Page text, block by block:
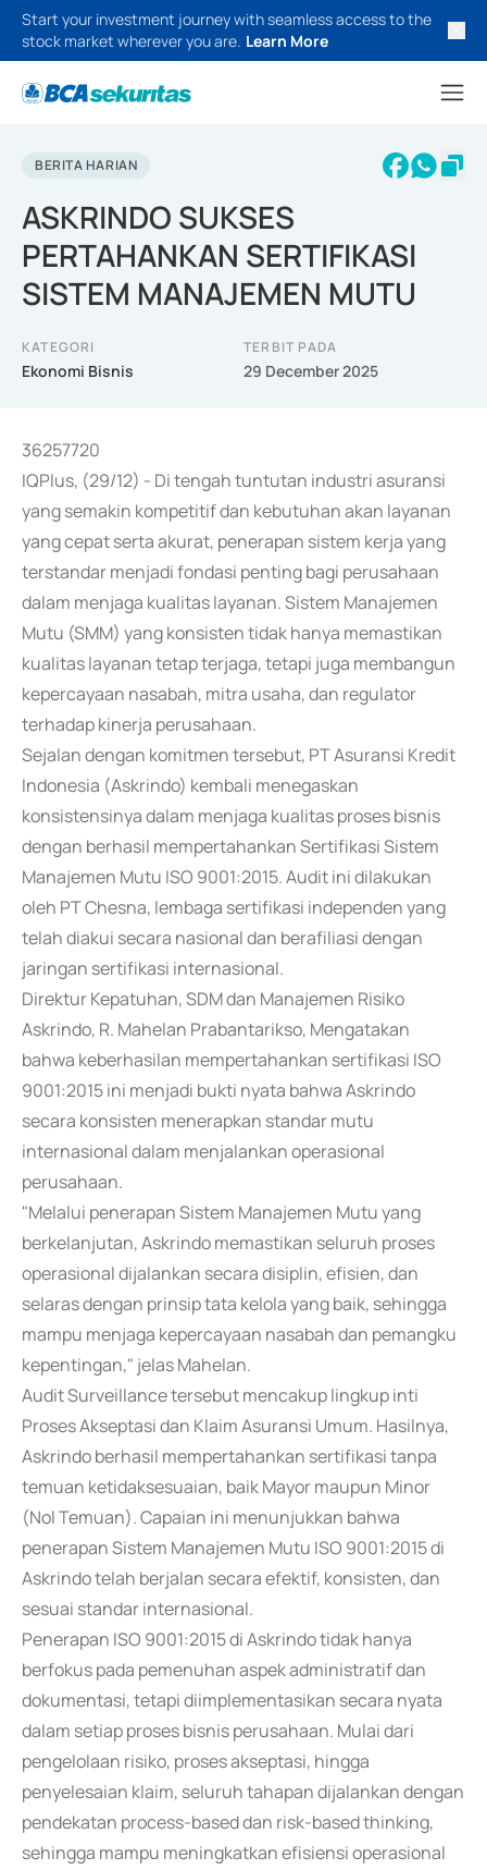
Start your investment journey with seamless access to the
stock market wherever you are. Learn More
BERITA HARIAN
ASKRINDO SUKSES
PERTAHANKAN SERTIFIKASI
SISTEM MANAJEMEN MUTU
KATEGORI
Ekonomi Bisnis
TERBIT PADA
29 December 2025
36257720
IQPlus, (29/12) - Di tengah tuntutan industri asuransi
yang semakin kompetitif dan kebutuhan akan layanan
yang cepat serta akurat, penerapan sistem kerja yang
terstandar menjadi fondasi penting bagi perusahaan
dalam menjaga kualitas layanan. Sistem Manajemen
Mutu (SMM) yang konsisten tidak hanya memastikan
kualitas layanan tetap terjaga, tetapi juga membangun
kepercayaan nasabah, mitra usaha, dan regulator
terhadap kinerja perusahaan.
Sejalan dengan komitmen tersebut, PT Asuransi Kredit
Indonesia (Askrindo) kembali menegaskan
konsistensinya dalam menjaga kualitas proses bisnis
dengan berhasil mempertahankan Sertifikasi Sistem
Manajemen Mutu ISO 9001:2015. Audit ini dilakukan
oleh PT Chesna, lembaga sertifikasi independen yang
telah diakui secara nasional dan berafiliasi dengan
jaringan sertifikasi internasional.
Direktur Kepatuhan, SDM dan Manajemen Risiko
Askrindo, R. Mahelan Prabantarikso, Mengatakan
bahwa keberhasilan mempertahankan sertifikasi ISO
9001:2015 ini menjadi bukti nyata bahwa Askrindo
secara konsisten menerapkan standar mutu
internasional dalam menjalankan operasional
perusahaan.
"Melalui penerapan Sistem Manajemen Mutu yang
berkelanjutan, Askrindo memastikan seluruh proses
operasional dijalankan secara disiplin, efisien, dan
selaras dengan prinsip tata kelola yang baik, sehingga
mampu menjaga kepercayaan nasabah dan pemangku
kepentingan," jelas Mahelan.
Audit Surveillance tersebut mencakup lingkup inti
Proses Akseptasi dan Klaim Asuransi Umum. Hasilnya,
Askrindo berhasil mempertahankan sertifikasi tanpa
temuan ketidaksesuaian, baik Mayor maupun Minor
(Nol Temuan). Capaian ini menunjukkan bahwa
penerapan Sistem Manajemen Mutu ISO 9001:2015 di
Askrindo telah berjalan secara efektif, konsisten, dan
sesuai standar internasional.
Penerapan ISO 9001:2015 di Askrindo tidak hanya
berfokus pada pemenuhan aspek administratif dan
dokumentasi, tetapi diimplementasikan secara nyata
dalam setiap proses bisnis perusahaan. Mulai dari
pengelolaan risiko, proses akseptasi, hingga
penyelesaian klaim, seluruh tahapan dijalankan dengan
pendekatan process-based dan risk-based thinking,
sehingga mampu meningkatkan efisiensi operasional